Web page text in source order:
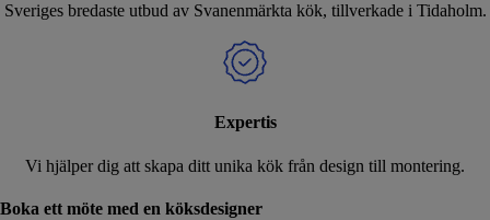
Sveriges bredaste utbud av Svanenmärkta kök, tillverkade i Tidaholm.
Expertis
Vi hjälper dig att skapa ditt unika kök från design till montering.
Boka ett möte med en köksdesigner